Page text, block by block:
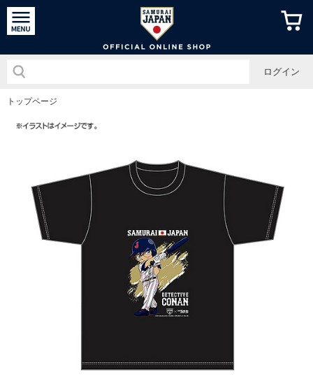
侍ジャパ
ログイン
トップページ